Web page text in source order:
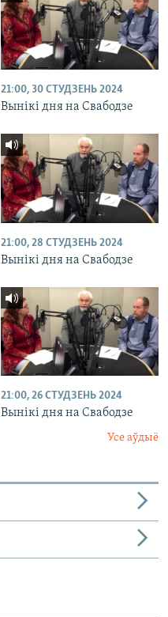
21:00, 30 СТУДЗЕНЬ 2024
Вынікі дня на Свабодзе
21:00, 28 СТУДЗЕНЬ 2024
Вынікі дня на Свабодзе
21:00, 26 СТУДЗЕНЬ 2024
Вынікі дня на Свабодзе
Усе аўдыё